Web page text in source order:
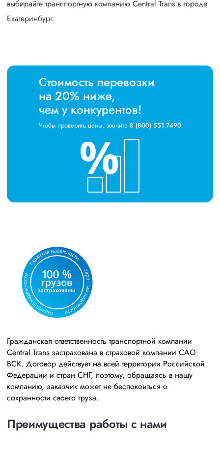
выбирайте транспортную компанию Central Trans в городе
Екатеринбург.
Стоимость перевозки
на 20% ниже,
чем у конкурентов!
Чтобы проверить цены, звоните 8 (800) 551 7490
Гражданская ответственность транспортной компании
Central Trans застрахована в страховой компании САО
ВСК. Договор действует на всей территории Российской
Федерации и стран СНГ, поэтому, обращаясь в нашу
компанию, заказчик может не беспокоиться о
сохранности своего груза.
Преимущества работы с нами